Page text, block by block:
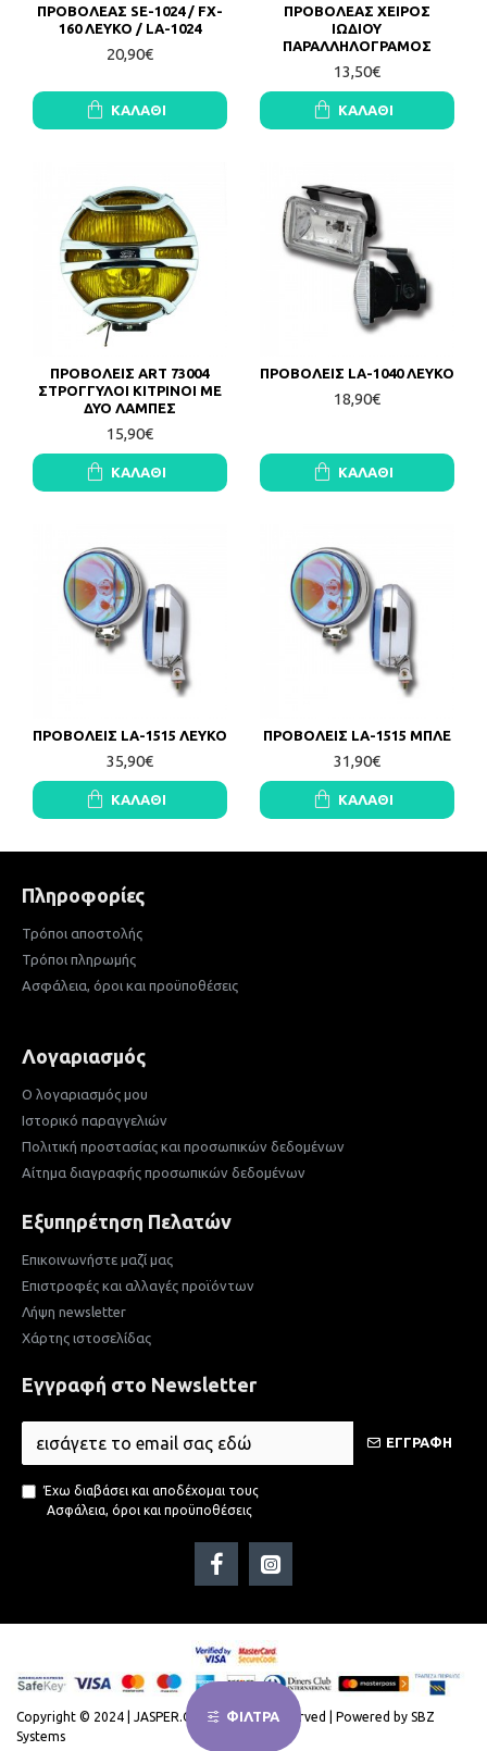
ΠΡΟΒΟΛΕΑΣ SE-1024 / FX-
160 ΛΕΥΚΟ / LA-1024
20,90€
ΚΑΛΆΘΙ
ΠΡΟΒΟΛΕΑΣ ΧΕΙΡΟΣ
ΙΩΔΙΟΥ
ΠΑΡΑΛΛΗΛΟΓΡΑΜΟΣ
13,50€
ΚΑΛΆΘΙ
ΠΡΟΒΟΛΕΙΣ ART 73004
ΣΤΡΟΓΓΥΛΟΙ ΚΙΤΡΙΝΟΙ ΜΕ
ΔΥΟ ΛΑΜΠΕΣ
15,90€
ΚΑΛΆΘΙ
ΠΡΟΒΟΛΕΙΣ LA-1040 ΛΕΥΚΟ
18,90€
ΚΑΛΆΘΙ
ΠΡΟΒΟΛΕΙΣ LA-1515 ΛΕΥΚΟ
35,90€
ΚΑΛΆΘΙ
ΠΡΟΒΟΛΕΙΣ LA-1515 ΜΠΛΕ
31,90€
ΚΑΛΆΘΙ
Πληροφορίες
Τρόποι αποστολής
Τρόποι πληρωμής
Ασφάλεια, όροι και προϋποθέσεις
Λογαριασμός
Ο λογαριασμός μου
Ιστορικό παραγγελιών
Πολιτική προστασίας και προσωπικών δεδομένων
Αίτημα διαγραφής προσωπικών δεδομένων
Εξυπηρέτηση Πελατών
Επικοινωνήστε μαζί μας
Επιστροφές και αλλαγές προϊόντων
Λήψη newsletter
Χάρτης ιστοσελίδας
Εγγραφή στο Newsletter
ΕΓΓΡΑΦΗ
Έχω διαβάσει και αποδέχομαι τους
Ασφάλεια, όροι και προϋποθέσεις
Copyright © 2024 | JASPER.GR | All Rights Reserved | Powered by SBZ
Systems
ΦΙΛΤΡΑ